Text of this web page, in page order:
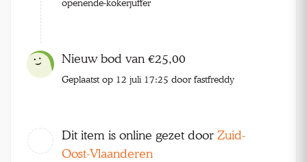
openende-kokerjuffer
Nieuw bod van €25,00
Geplaatst op 12 juli 17:25 door fastfreddy
Dit item is online gezet door Zuid-
Oost-Vlaanderen